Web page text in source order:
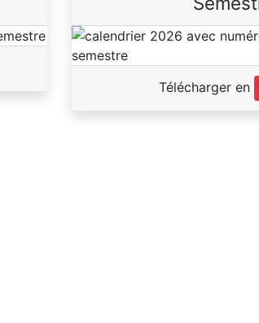
Télécharger en